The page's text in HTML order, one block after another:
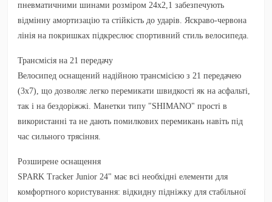
пневматичними шинами розміром 24x2,1 забезпечують
відмінну амортизацію та стійкість до ударів. Яскраво-червона
лінія на покришках підкреслює спортивний стиль велосипеда.
Трансмісія на 21 передачу
Велосипед оснащений надійною трансмісією з 21 передачею
(3x7), що дозволяє легко перемикати швидкості як на асфальті,
так і на бездоріжжі. Манетки типу "SHIMANO" прості в
використанні та не дають помилкових перемикань навіть під
час сильного трясіння.
Розширене оснащення
SPARK Tracker Junior 24" має всі необхідні елементи для
комфортного користування: відкидну підніжку для стабільної